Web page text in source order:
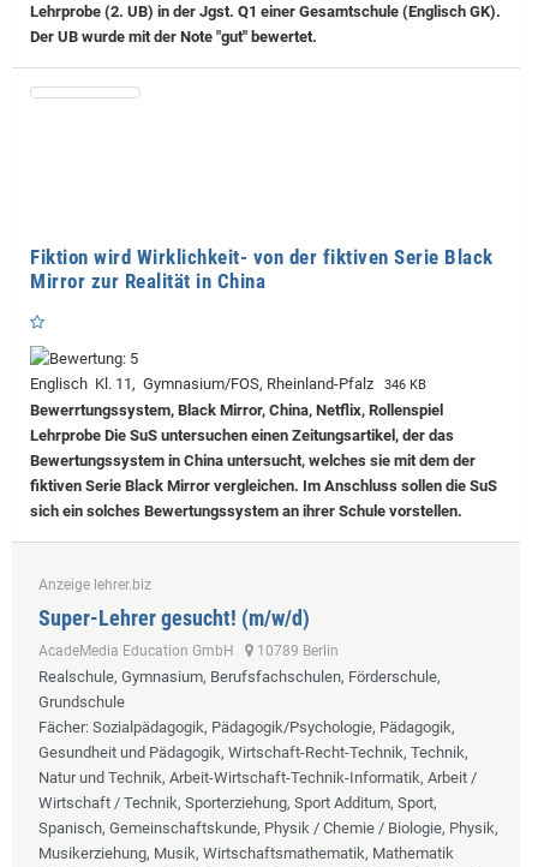
Lehrprobe (2. UB) in der Jgst. Q1 einer Gesamtschule (Englisch GK).
Der UB wurde mit der Note "gut" bewertet.
Fiktion wird Wirklichkeit- von der fiktiven Serie Black
Mirror zur Realität in China
Englisch Kl. 11, Gymnasium/FOS, Rheinland-Pfalz 346 KB
Bewerrtungssystem, Black Mirror, China, Netflix, Rollenspiel
Lehrprobe Die SuS untersuchen einen Zeitungsartikel, der das
Bewertungssystem in China untersucht, welches sie mit dem der
fiktiven Serie Black Mirror vergleichen. Im Anschluss sollen die SuS
sich ein solches Bewertungssystem an ihrer Schule vorstellen.
Anzeige lehrer.biz
Super-Lehrer gesucht! (m/w/d)
AcadeMedia Education GmbH 10789 Berlin
Realschule, Gymnasium, Berufsfachschulen, Förderschule,
Grundschule
Fächer: Sozialpädagogik, Pädagogik/Psychologie, Pädagogik,
Gesundheit und Pädagogik, Wirtschaft-Recht-Technik, Technik,
Natur und Technik, Arbeit-Wirtschaft-Technik-Informatik, Arbeit /
Wirtschaft / Technik, Sporterziehung, Sport Additum, Sport,
Spanisch, Gemeinschaftskunde, Physik / Chemie / Biologie, Physik,
Musikerziehung, Musik, Wirtschaftsmathematik, Mathematik